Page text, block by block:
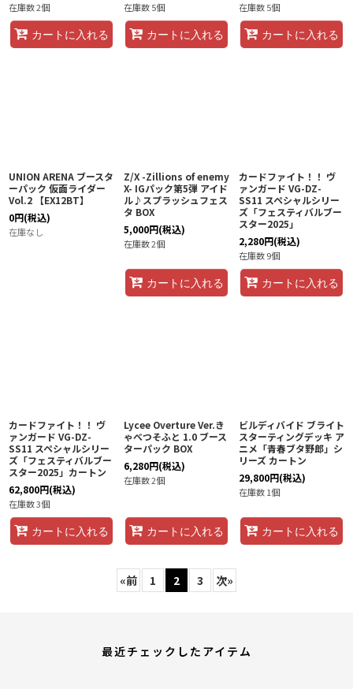
在庫数 2個
カートに入れる
在庫数 5個
カートに入れる
在庫数 5個
カートに入れる
UNION ARENA ブースタ
ーパック 仮面ライダー
Vol.2 【EX12BT】
0円(税込)
在庫なし
Z/X -Zillions of enemy
X- IGパック第5弾 アイド
ル♪スプラッシュフェス
タ BOX
5,000円(税込)
在庫数 2個
カートに入れる
カードファイト！！ ヴ
ァンガード VG-DZ-
SS11 スペシャルシリー
ズ「フェスティバルブー
スター2025」
2,280円(税込)
在庫数 9個
カートに入れる
カードファイト！！ ヴ
ァンガード VG-DZ-
SS11 スペシャルシリー
ズ「フェスティバルブー
スター2025」カートン
62,800円(税込)
在庫数 3個
カートに入れる
Lycee Overture Ver.き
ゃべつそふと 1.0 ブース
ターパック BOX
6,280円(税込)
在庫数 2個
カートに入れる
ビルディバイド ブライト
スターティングデッキ ア
ニメ「青春ブタ野郎」シ
リーズ カートン
29,800円(税込)
在庫数 1個
カートに入れる
«前 1 2 3 次»
最近チェックしたアイテム